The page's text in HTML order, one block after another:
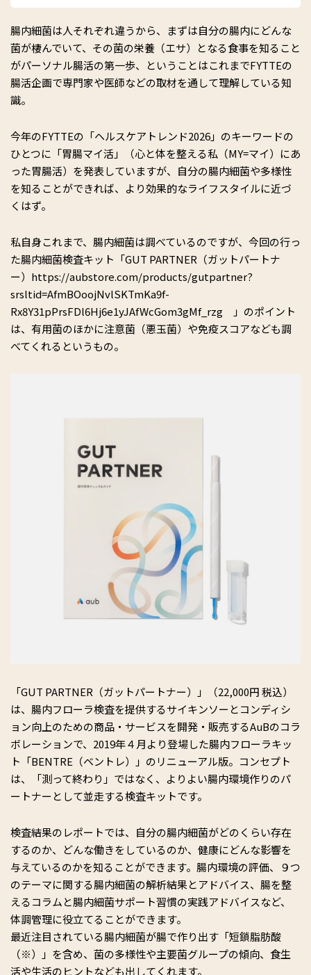
腸内細菌は人それぞれ違うから、まずは自分の腸内にどんな
菌が棲んでいて、その菌の栄養（エサ）となる食事を知ること
がパーソナル腸活の第一歩、ということはこれまでFYTTEの
腸活企画で専門家や医師などの取材を通して理解している知
識。
今年のFYTTEの「ヘルスケアトレンド2026」のキーワードの
ひとつに「胃腸マイ活」（心と体を整える私（MY=マイ）にあ
った胃腸活）を発表していますが、自分の腸内細菌や多様性
を知ることができれば、より効果的なライフスタイルに近づ
くはず。
私自身これまで、腸内細菌は調べているのですが、今回の行っ
た腸内細菌検査キット「GUT PARTNER（ガットパートナ
ー）https://aubstore.com/products/gutpartner?
srsltid=AfmBOoojNvlSKTmKa9f-
Rx8Y31pPrsFDl6Hj6e1yJAfWcGom3gMf_rzg 」のポイント
は、有用菌のほかに注意菌（悪玉菌）や免疫スコアなども調
べてくれるというもの。
「GUT PARTNER（ガットパートナー）」（22,000円 税込）
は、腸内フローラ検査を提供するサイキンソーとコンディシ
ョン向上のための商品・サービスを開発・販売するAuBのコラ
ボレーションで、2019年４月より登場した腸内フローラキッ
ト「BENTRE（ベントレ）」のリニューアル版。コンセプト
は、「測って終わり」ではなく、よりよい腸内環境作りのパ
ートナーとして並走する検査キットです。
検査結果のレポートでは、自分の腸内細菌がどのくらい存在
するのか、どんな働きをしているのか、健康にどんな影響を
与えているのかを知ることができます。腸内環境の評価、９つ
のテーマに関する腸内細菌の解析結果とアドバイス、腸を整
えるコラムと腸内細菌サポート習慣の実践アドバイスなど、
体調管理に役立てることができます。
最近注目されている腸内細菌が腸で作り出す「短鎖脂肪酸
（※）」を含め、菌の多様性や主要菌グループの傾向、食生
活や生活のヒントなども出してくれます。